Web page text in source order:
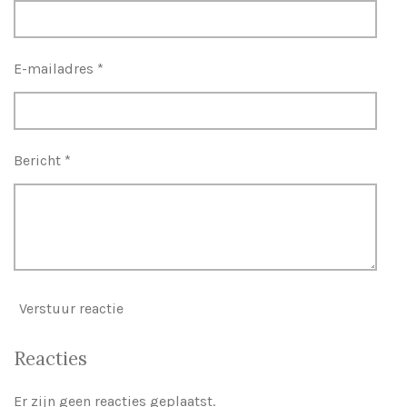
E-mailadres *
Bericht *
Verstuur reactie
Reacties
Er zijn geen reacties geplaatst.